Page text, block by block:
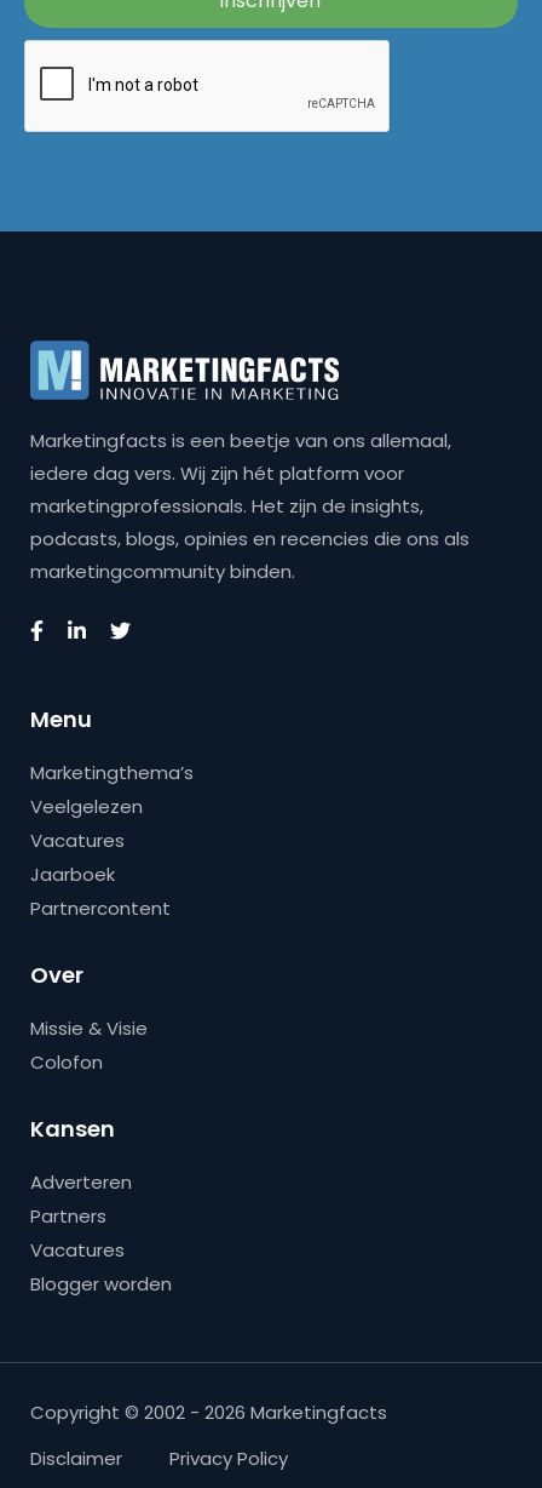
Marketingfacts is een beetje van ons allemaal,
iedere dag vers. Wij zijn hét platform voor
marketingprofessionals. Het zijn de insights,
podcasts, blogs, opinies en recencies die ons als
marketingcommunity binden.
Menu
Marketingthema’s
Veelgelezen
Vacatures
Jaarboek
Partnercontent
Over
Missie & Visie
Colofon
Kansen
Adverteren
Partners
Vacatures
Blogger worden
Copyright © 2002 - 2026 Marketingfacts
Disclaimer
Privacy Policy